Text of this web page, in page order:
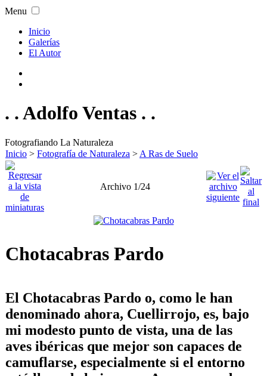
Menu
Inicio
Galerías
El Autor
. . Adolfo Ventas . .
Fotografiando La Naturaleza
Inicio > Fotografía de Naturaleza > A Ras de Suelo
Archivo 1/24
Chotacabras Pardo
El Chotacabras Pardo o, como le han
denominado ahora, Cuellirrojo, es, bajo
mi modesto punto de vista, una de las
aves ibéricas que mejor son capaces de
camuflarse, especialmente si el entorno